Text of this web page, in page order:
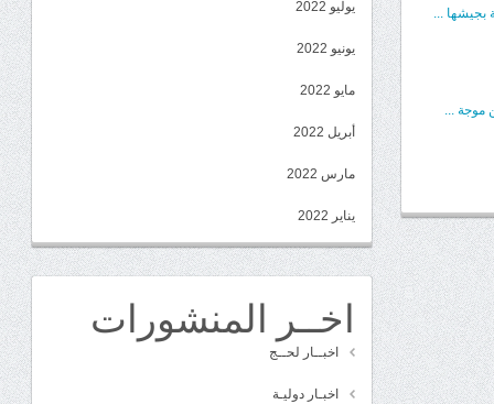
بجيشها ...
موجة ...
يوليو 2022
يونيو 2022
مايو 2022
أبريل 2022
مارس 2022
يناير 2022
اخــر المنشورات
اخبــار لحــج
اخبـار دوليـة